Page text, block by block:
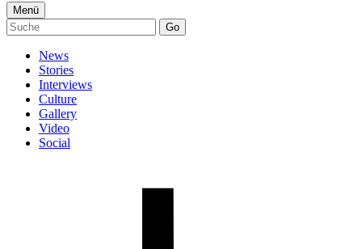
Menü
Go
News
Stories
Interviews
Culture
Gallery
Video
Social